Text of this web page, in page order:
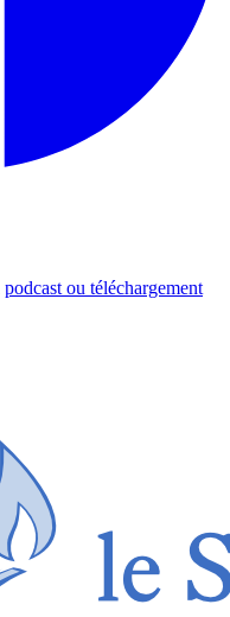
podcast ou téléchargement